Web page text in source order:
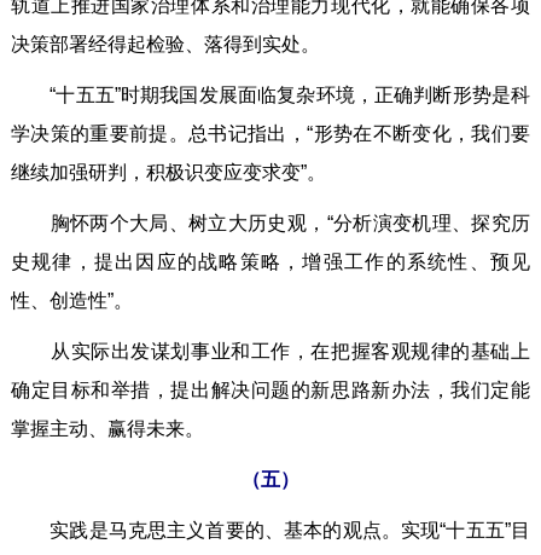
轨道上推进国家治理体系和治理能力现代化，就能确保各项
决策部署经得起检验、落得到实处。
“十五五”时期我国发展面临复杂环境，正确判断形势是科
学决策的重要前提。总书记指出，“形势在不断变化，我们要
继续加强研判，积极识变应变求变”。
胸怀两个大局、树立大历史观，“分析演变机理、探究历
史规律，提出因应的战略策略，增强工作的系统性、预见
性、创造性”。
从实际出发谋划事业和工作，在把握客观规律的基础上
确定目标和举措，提出解决问题的新思路新办法，我们定能
掌握主动、赢得未来。
（五）
实践是马克思主义首要的、基本的观点。实现“十五五”目